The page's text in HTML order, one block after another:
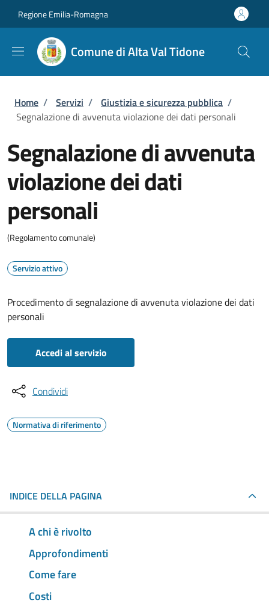
Regione Emilia-Romagna
Comune di Alta Val Tidone
Briciole di pane
Home / Servizi / Giustizia e sicurezza pubblica /
Segnalazione di avvenuta violazione dei dati personali
Segnalazione di avvenuta
violazione dei dati
personali
(Regolamento comunale)
Servizio attivo
Procedimento di segnalazione di avvenuta violazione dei dati
personali
Accedi al servizio
Condividi
Normativa di riferimento
INDICE DELLA PAGINA
A chi è rivolto
Approfondimenti
Come fare
Costi